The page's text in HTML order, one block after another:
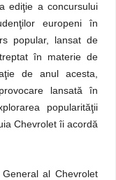
ediţie a concursului
europeni în
popular, lansat de
în materie de
de anul acesta,
lansată în
popularităţii
Chevrolet îi acordă
al Chevrolet